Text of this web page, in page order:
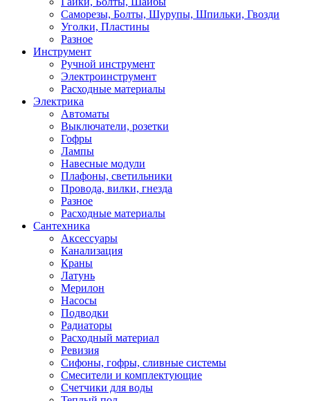
Саморезы, Болты, Шурупы, Шпильки, Гвозди
Уголки, Пластины
Разное
Инструмент
Ручной инструмент
Электроинструмент
Расходные материалы
Электрика
Автоматы
Выключатели, розетки
Гофры
Лампы
Навесные модули
Плафоны, светильники
Провода, вилки, гнезда
Разное
Расходные материалы
Сантехника
Аксессуары
Канализация
Краны
Латунь
Мерилон
Насосы
Подводки
Радиаторы
Расходный материал
Ревизия
Сифоны, гофры, сливные системы
Смесители и комплектующие
Счетчики для воды